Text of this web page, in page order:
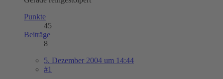
Punkte
45
Beiträge
8
5. Dezember 2004 um 14:44
#1